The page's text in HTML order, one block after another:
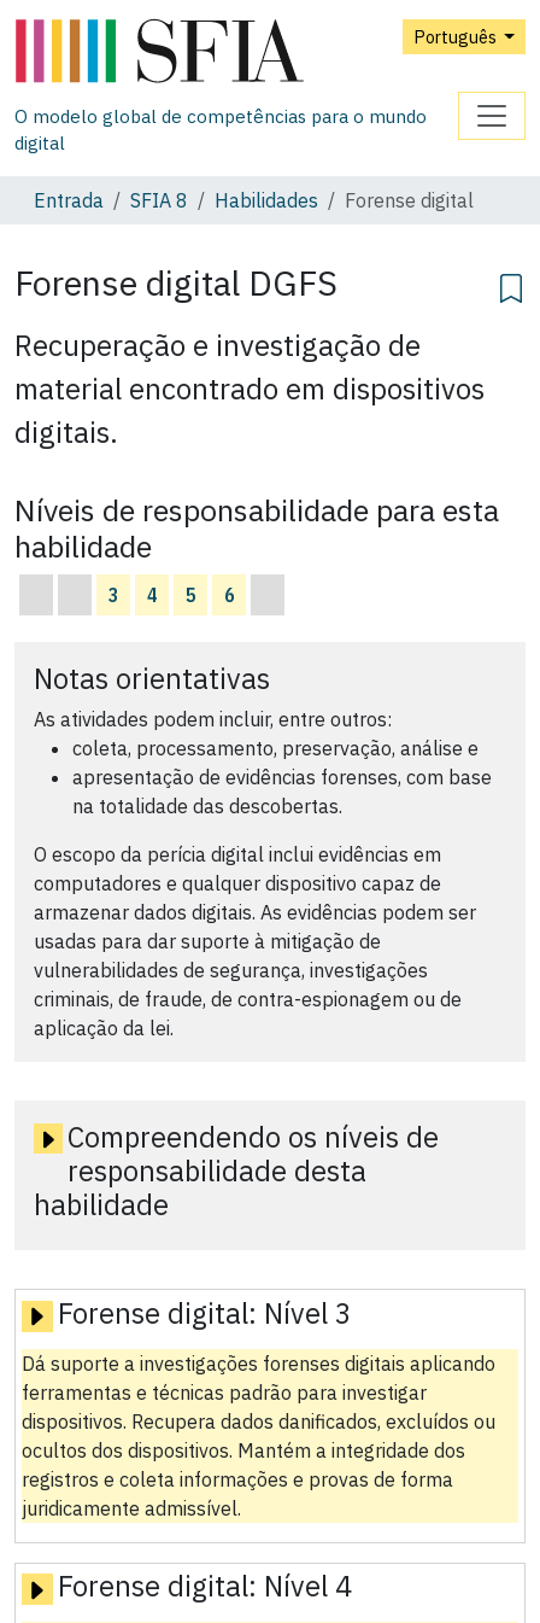
Português
O modelo global de competências para o mundo
digital
Entrada SFIA 8 Habilidades Forense digital
Forense digital DGFS
Recuperação e investigação de
material encontrado em dispositivos
digitais.
Níveis de responsabilidade para esta
habilidade
3 4 5 6
Notas orientativas
As atividades podem incluir, entre outros:
coleta, processamento, preservação, análise e
apresentação de evidências forenses, com base
na totalidade das descobertas.
O escopo da perícia digital inclui evidências em
computadores e qualquer dispositivo capaz de
armazenar dados digitais. As evidências podem ser
usadas para dar suporte à mitigação de
vulnerabilidades de segurança, investigações
criminais, de fraude, de contra-espionagem ou de
aplicação da lei.
Compreendendo os níveis de
responsabilidade desta
habilidade
Forense digital: Nível 3
Dá suporte a investigações forenses digitais aplicando
ferramentas e técnicas padrão para investigar
dispositivos. Recupera dados danificados, excluídos ou
ocultos dos dispositivos. Mantém a integridade dos
registros e coleta informações e provas de forma
juridicamente admissível.
Forense digital: Nível 4